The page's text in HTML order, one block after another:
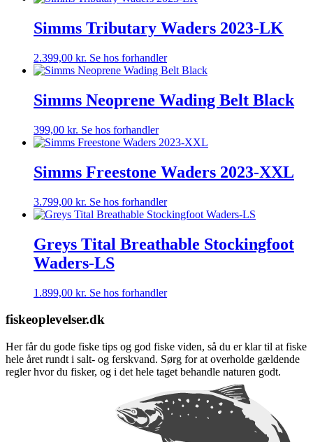
Simms Tributary Waders 2023-LK
2.399,00 kr. Se hos forhandler
Simms Neoprene Wading Belt Black
399,00 kr. Se hos forhandler
Simms Freestone Waders 2023-XXL
3.799,00 kr. Se hos forhandler
Greys Tital Breathable Stockingfoot
Waders-LS
1.899,00 kr. Se hos forhandler
fiskeoplevelser.dk
Her får du gode fiske tips og god fiske viden, så du er klar til at fiske
hele året rundt i salt- og ferskvand. Sørg for at overholde gældende
regler hvor du fisker, og i det hele taget behandle naturen godt.